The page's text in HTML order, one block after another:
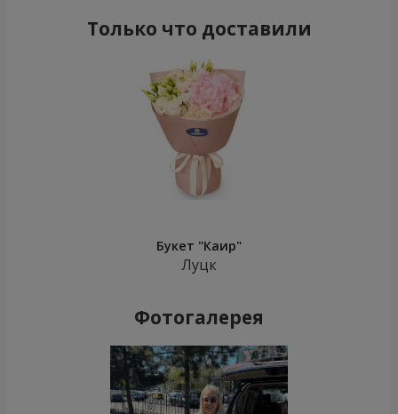
Только что доставили
Букет "Каир"
Луцк
Фотогалерея